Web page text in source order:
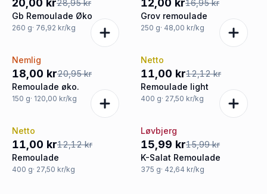
20,00 kr28,95 kr
Gb Remoulade Øko
260 g· 76,92 kr/kg
12,00 kr16,95 kr
Grov remoulade
250 g· 48,00 kr/kg
-14%
Nemlig
18,00 kr20,95 kr
Remoulade øko.
150 g· 120,00 kr/kg
-9%
Netto
11,00 kr12,12 kr
Remoulade light
400 g· 27,50 kr/kg
-9%
Netto
11,00 kr12,12 kr
Remoulade
400 g· 27,50 kr/kg
Tilbud
Løvbjerg
15,99 kr15,99 kr
K-Salat Remoulade
375 g· 42,64 kr/kg